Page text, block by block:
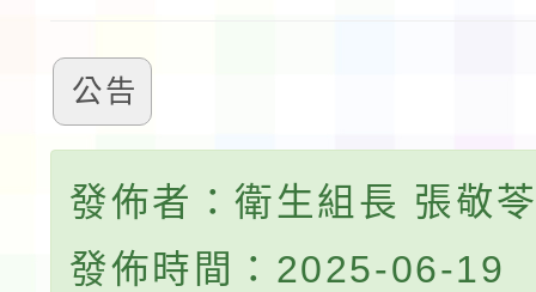
公告
發佈者：衛生組長 張敬
發佈時間：2025-06-19